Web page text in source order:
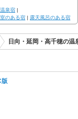
泉宿 |
のある宿 | 露天風呂のある宿
日向・延岡・高千穂の温
版